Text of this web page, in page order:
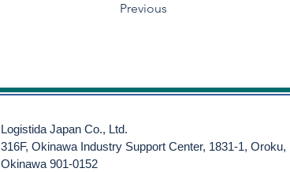
Previous
Logistida Japan Co., Ltd.
316F, Okinawa Industry Support Center, 1831-1, Oroku,
Okinawa 901-0152